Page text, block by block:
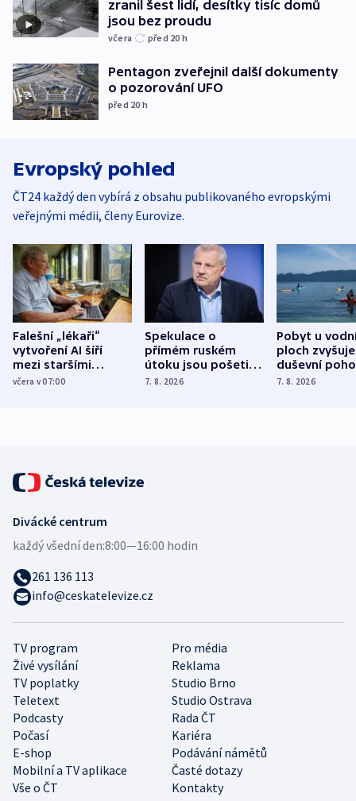
zranil šest lidí, desítky tisíc domů
jsou bez proudu
včera před 20 h
Pentagon zveřejnil další dokumenty
o pozorování UFO
před 20 h
Evropský pohled
ČT24 každý den vybírá z obsahu publikovaného evropskými
veřejnými médii, členy Eurovize.
Falešní „lékaři“
vytvoření AI šíří
mezi staršími
Poláky nebezpečné
včera v 07:00
Spekulace o
přímém ruském
útoku jsou pošetilé,
míní estonský
7. 8. 2026
Pobyt u
ploch zvyšuje
duševní
ukázala
7. 8. 2026
TV program
Pro média
Živé vysílání
Reklama
TV poplatky
Studio Brno
Teletext
Studio Ostrava
Podcasty
Rada ČT
Počasí
Kariéra
E-shop
Podávání námětů
Mobilní a TV aplikace
Časté dotazy
Vše o ČT
Kontakty
Divácké centrum
každý všední den:8:00—16:00 hodin
261 136 113
info@ceskatelevize.cz